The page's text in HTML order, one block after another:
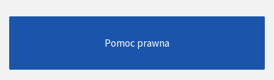
Pomoc prawna